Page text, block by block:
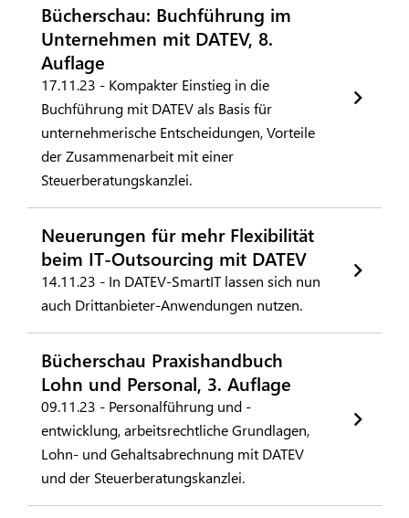
Bücherschau: Buchführung im
Unternehmen mit DATEV, 8.
Auflage
17.11.23 - Kompakter Einstieg in die
Buchführung mit DATEV als Basis für
unternehmerische Entscheidungen, Vorteile
der Zusammenarbeit mit einer
Steuerberatungskanzlei.
Neuerungen für mehr Flexibilität
beim IT-Outsourcing mit DATEV
14.11.23 - In DATEV-SmartIT lassen sich nun
auch Drittanbieter-Anwendungen nutzen.
Bücherschau Praxishandbuch
Lohn und Personal, 3. Auflage
09.11.23 - Personalführung und -
entwicklung, arbeitsrechtliche Grundlagen,
Lohn- und Gehaltsabrechnung mit DATEV
und der Steuerberatungskanzlei.